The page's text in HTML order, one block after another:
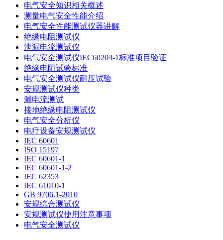
电气安全知识相关概述
测量电气安全性能介绍
电气安全性能测试仪器讲解
绝缘电阻测试仪
泄漏电流测试仪
电气安全测试仪IEC60204-1标准项目验证
绝缘电阻试验标准
电气安全测试仪耐压试验
安规测试仪种类
漏电流测试
接地绝缘电阻测试仪
电气安全分析仪
电疗设备安规测试仪
IEC 60601
ISO 15197
IEC 60601-1
IEC 60601-1-2
IEC 62353
IEC 61010-1
GB 9706.1-2010
安规综合测试仪
安规测试仪使用注意事项
电气安全测试仪